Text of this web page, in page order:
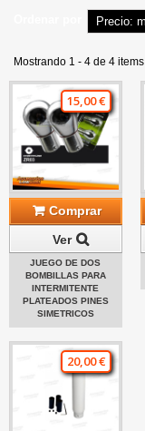
Mostrando 1 - 4 de 4 items
15,00 €
Comprar
Ver
JUEGO DE DOS
BOMBILLAS PARA
INTERMITENTE
PLATEADOS PINES
SIMETRICOS
20,00 €